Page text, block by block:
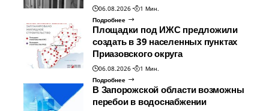
06.08.2026
1 Мин.
Подробнее
Площадки под ИЖС предложили
создать в 39 населенных пунктах
Приазовского округа
06.08.2026
1 Мин.
Подробнее
В Запорожской области возможны
перебои в водоснабжении